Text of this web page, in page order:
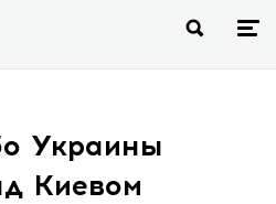
Украины
Киевом